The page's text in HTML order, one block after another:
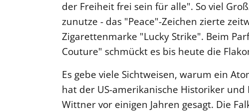
der Freiheit frei sein für alle". So viel
zunutze - das "Peace"-Zeichen zierte
Zigarettenmarke "Lucky Strike". Beim
Couture" schmückt es bis heute die
Es gebe viele Sichtweisen, warum ein
hat der US-amerikanische Historiker
Wittner vor einigen Jahren gesagt. Die